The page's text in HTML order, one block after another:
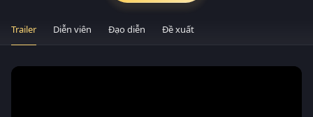
Trailer Diễn viên Đạo diễn Đề xuất